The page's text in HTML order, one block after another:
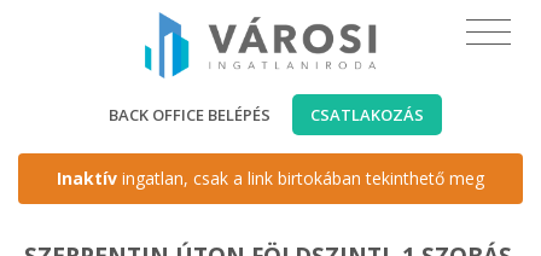
BACK OFFICE BELÉPÉS CSATLAKOZÁS
Inaktív ingatlan, csak a link birtokában tekinthető meg